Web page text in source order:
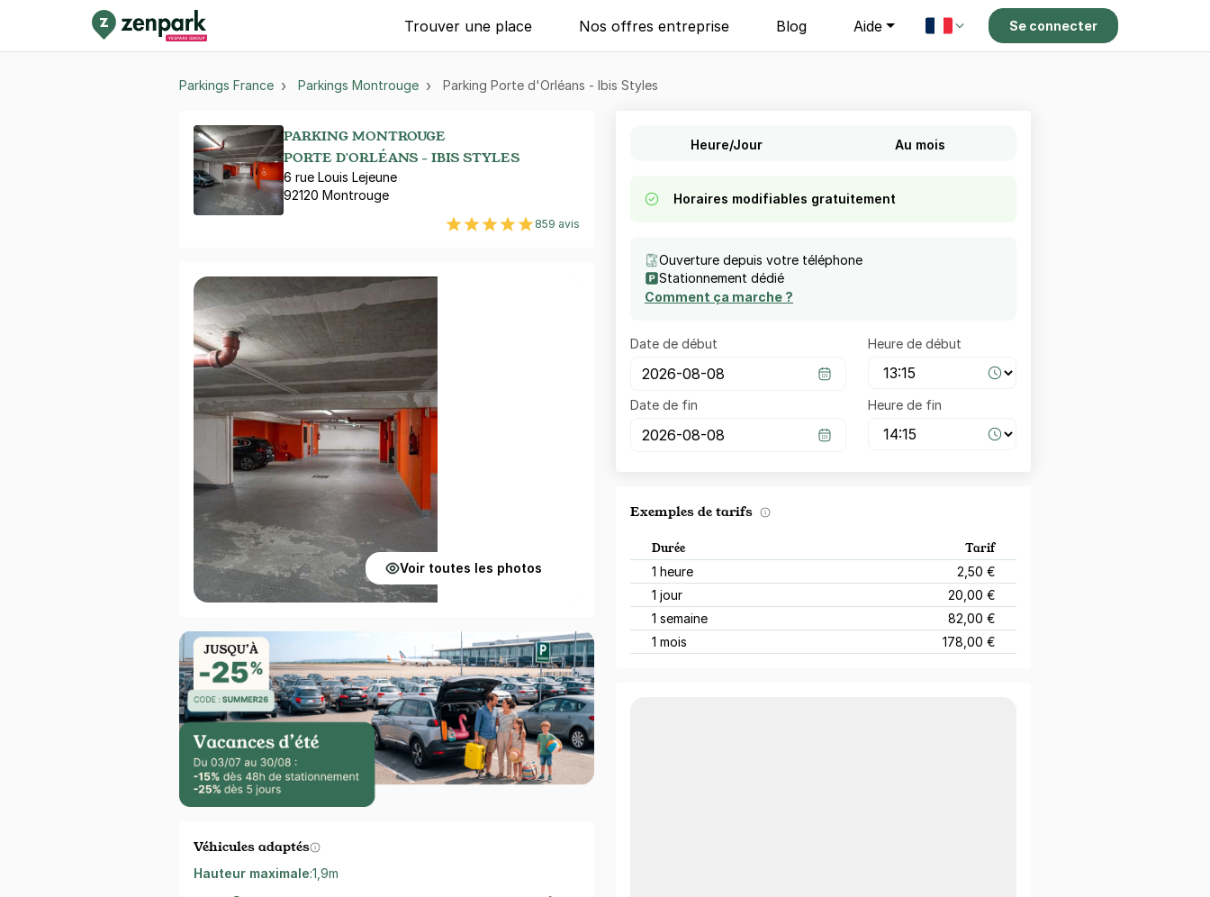
Trouver une place Nos offres entreprise Blog Aide Se connecter
Parkings France Parkings Montrouge Parking Porte d'Orléans - Ibis Styles
PARKING MONTROUGE
PORTE D'ORLÉANS - IBIS STYLES
6 rue Louis Lejeune
92120 Montrouge
859 avis
Voir toutes les photos
Véhicules adaptés
Hauteur maximale:1,9m
Au mois
Heure/Jour
Horaires modifiables gratuitement
Ouverture depuis votre téléphone
Stationnement dédié
Comment ça marche ?
Date de début Heure de début
Date de fin Heure de fin
Exemples de tarifs
Durée
Tarif
1 heure
2,50 €
1 jour
20,00 €
1 semaine
82,00 €
1 mois
178,00 €